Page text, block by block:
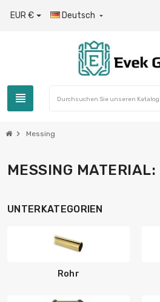
EUR € Deutsch 
view_headline
chevron_right Messing
MESSING MATERIAL:
UNTERKATEGORIEN
Rohr